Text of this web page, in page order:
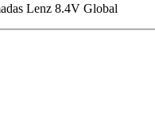
Lenz 8.4V Global